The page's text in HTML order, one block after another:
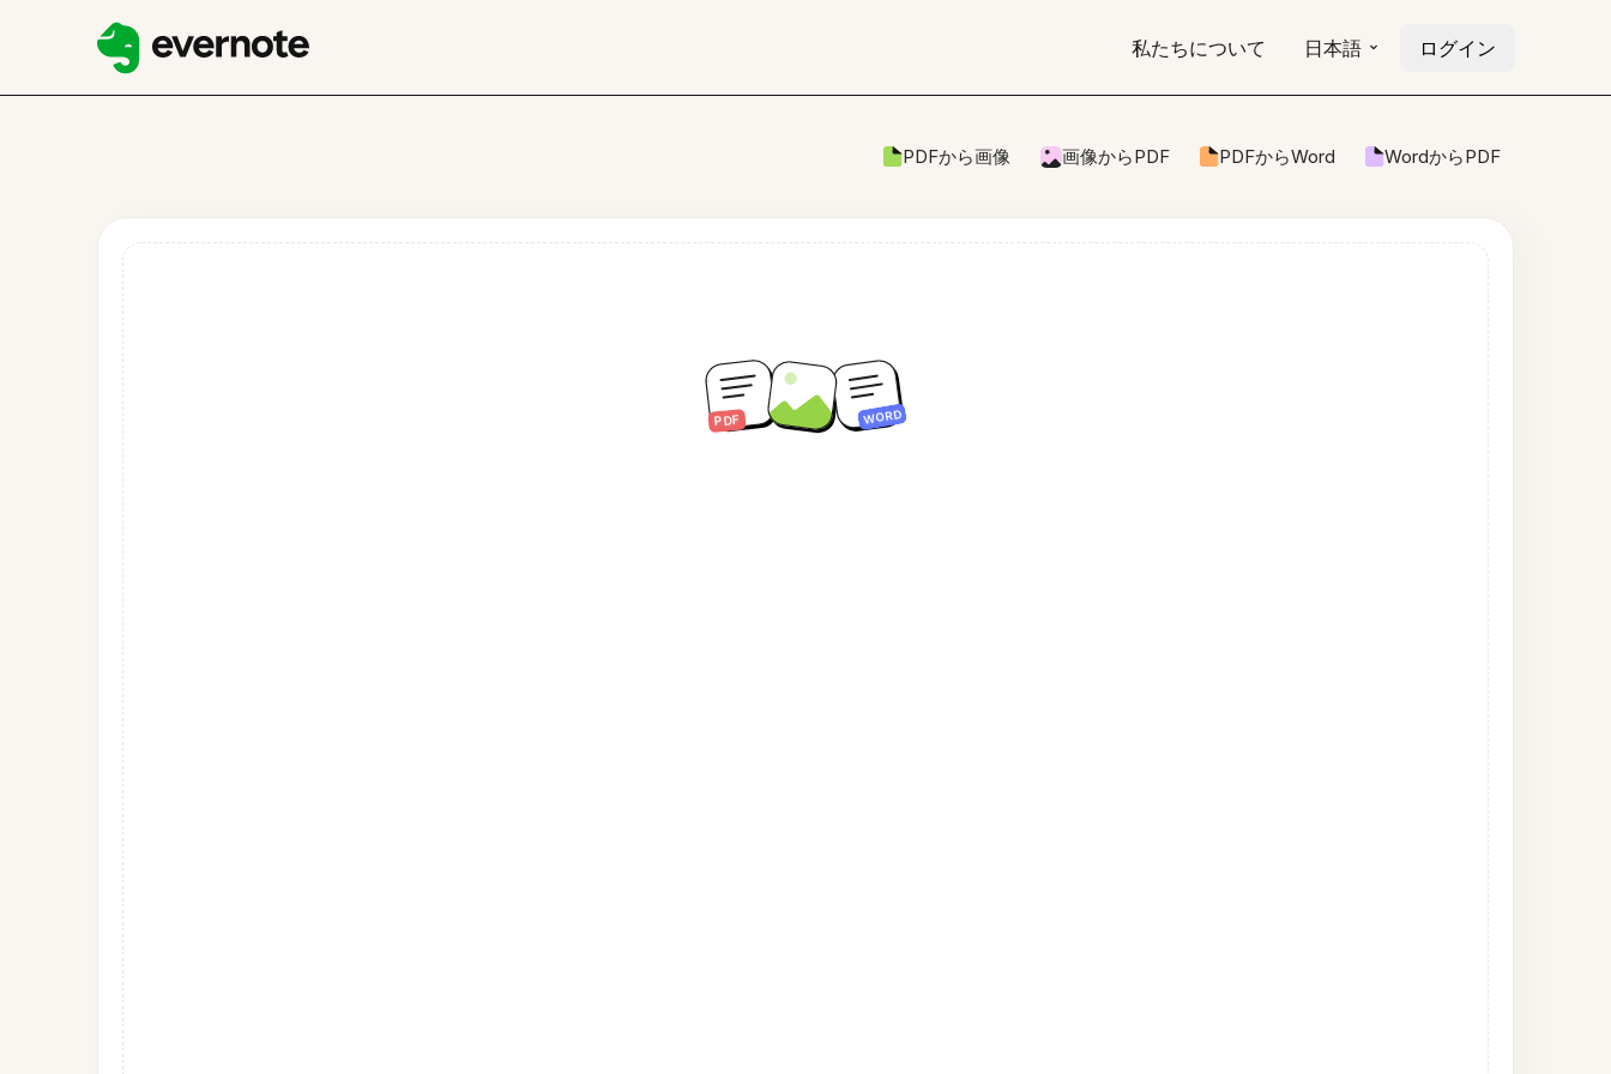
私たちについて 日本語 ログイン
PDFから画像 画像からPDF PDFからWord WordからPDF